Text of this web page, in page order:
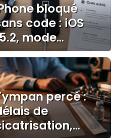
bloqué
code : iOS
mode
ou
?
percé :
de